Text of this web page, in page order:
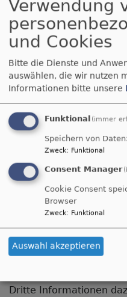
werden Informationen
Webseite einschließlich
OpenStreetMap
sogenanntes Session-
gesetzt, das gelöscht
Sitzung (englisch:
Wie OpenStreetMap
Sie auf der
4. Analyse
Matomo
Diese Website nutzt zur
Nutzungsauswertung
Webanalytik-Plattform
datenschutzkonform
bei der keine Tracking-
können ohne
Dritte Informationen
Verwendung
und Cookies
Bitte die Dienste und
auswählen, die wir nutzen
Informationen bitte unsere
Funktional (immer
Speichern von
Zweck: Funktional
Consent Manager
Cookie Consent
Browser
Zweck: Funktional
Auswahl akzeptieren